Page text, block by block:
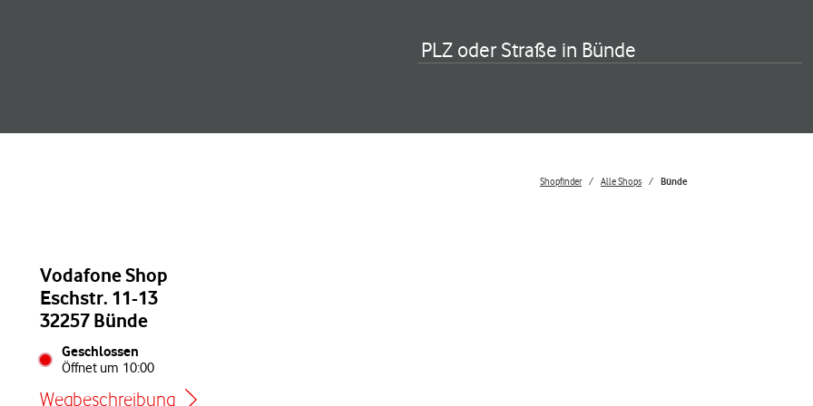
PLZ oder Straße in Bünde
Shopfinder Alle Shops Bünde
Vodafone Shop
Eschstr. 11-13
32257 Bünde
Geschlossen
Öffnet um 10:00
Wegbeschreibung